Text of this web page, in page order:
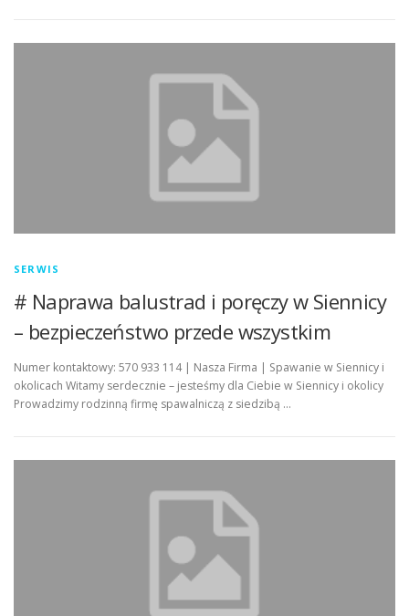
SERWIS
# Naprawa balustrad i poręczy w Siennicy
– bezpieczeństwo przede wszystkim
Numer kontaktowy: 570 933 114 | Nasza Firma | Spawanie w Siennicy i
okolicach Witamy serdecznie – jesteśmy dla Ciebie w Siennicy i okolicy
Prowadzimy rodzinną firmę spawalniczą z siedzibą …